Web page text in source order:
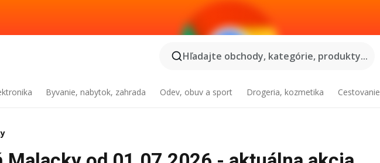
Hľadajte obchody, kategórie, produkty...
Byvanie, nabytok, zahrada Odev, obuv a sport Drogeria, kozmetika Cestovanie